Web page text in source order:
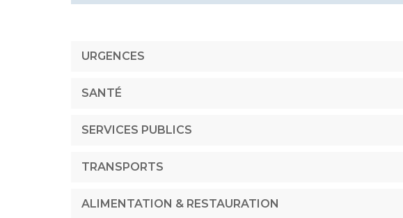
URGENCES
SANTÉ
SERVICES PUBLICS
TRANSPORTS
ALIMENTATION & RESTAURATION